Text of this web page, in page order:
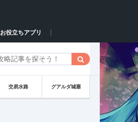
お役立ちアプリ
交易水路 グアルダ城塞